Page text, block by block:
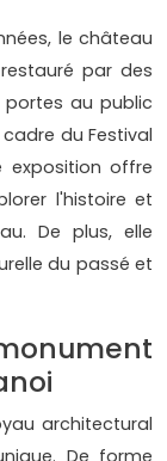
le château
par des
au public
du Festival
exposition offre
l'histoire et
De plus, elle
du passé et
architectural
De forme